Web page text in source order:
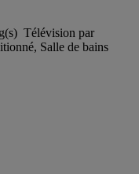
Télévision par
Salle de bains